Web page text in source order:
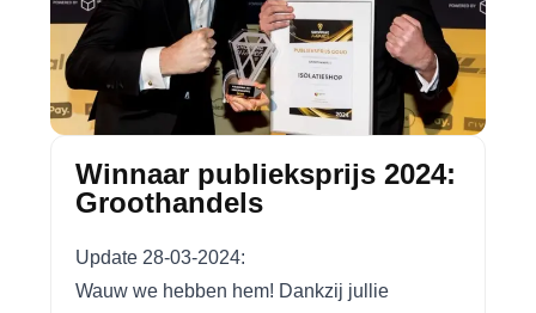
Winnaar publieksprijs 2024:
Groothandels
Update 28-03-2024:
Wauw we hebben hem! Dankzij jullie